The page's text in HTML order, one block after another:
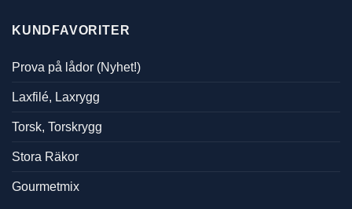
KUNDFAVORITER
Prova på lådor (Nyhet!)
Laxfilé, Laxrygg
Torsk, Torskrygg
Stora Räkor
Gourmetmix